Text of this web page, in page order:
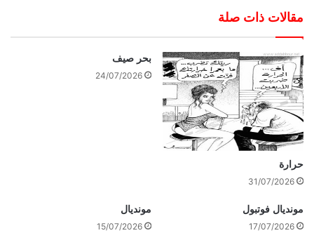
مقالات ذات صلة
حرارة
31/07/2026
بحر صيف
24/07/2026
مونديال فوتبول
17/07/2026
مونديال
15/07/2026